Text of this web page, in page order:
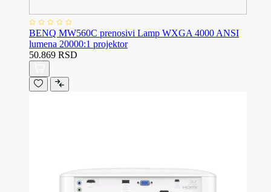
BENQ MW560C prenosivi Lamp WXGA 4000 ANSI
lumena 20000:1 projektor
50.869 RSD